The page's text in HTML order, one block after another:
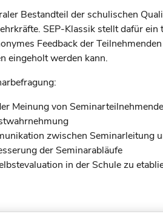
Bestandteil der schulischen
SEP-Klassik stellt dafür
Feedback der
eingeholt werden kann.
Meinung von
zwischen Seminarleitung
der Seminarabläufe
in der Schule zu